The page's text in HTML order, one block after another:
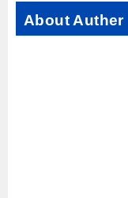
About Auther